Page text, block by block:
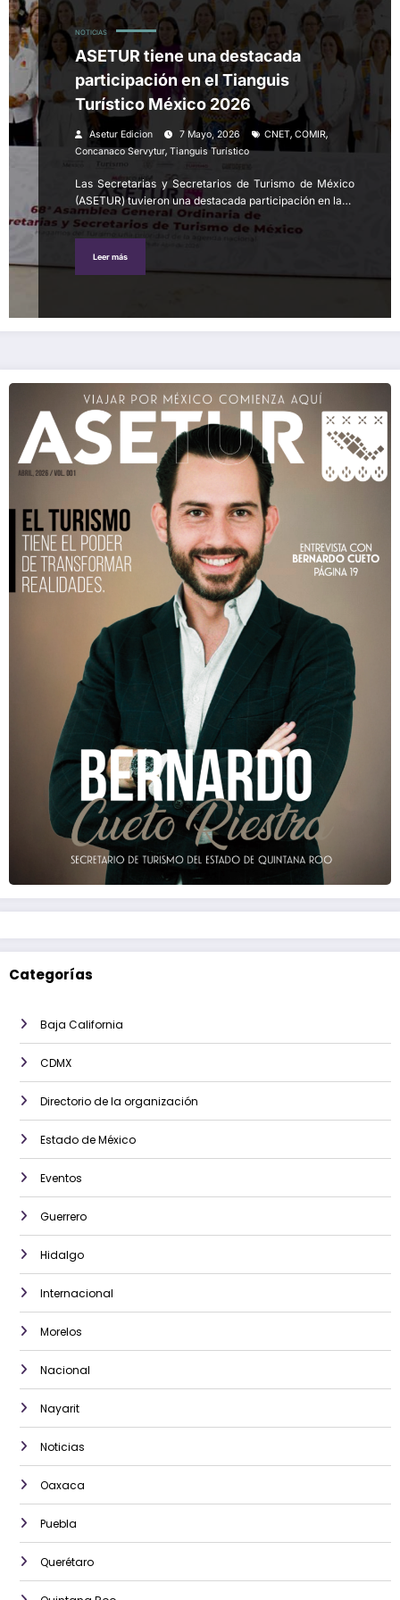
NOTICIAS
ASETUR tiene una destacada
participación en el Tianguis
Turístico México 2026
Asetur Edicion 7 Mayo, 2026 CNET, COMIR,
Concanaco Servytur, Tianguis Turístico
Las Secretarias y Secretarios de Turismo de México
(ASETUR) tuvieron una destacada participación en la…
Leer más
Categorías
Baja California
CDMX
Directorio de la organización
Estado de México
Eventos
Guerrero
Hidalgo
Internacional
Morelos
Nacional
Nayarit
Noticias
Oaxaca
Puebla
Querétaro